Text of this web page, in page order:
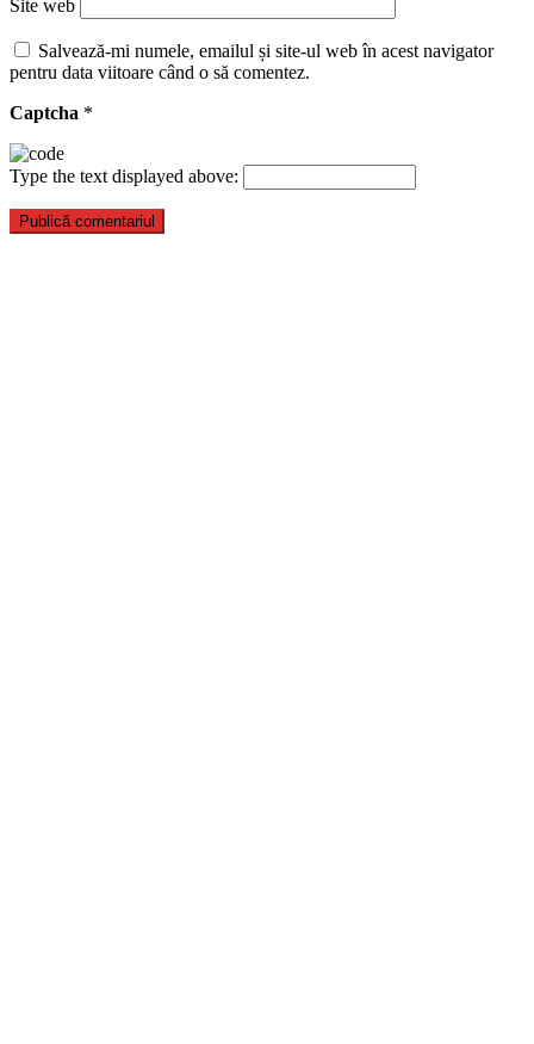
Site web
Salvează-mi numele, emailul și site-ul web în acest navigator
pentru data viitoare când o să comentez.
Captcha *
Type the text displayed above: